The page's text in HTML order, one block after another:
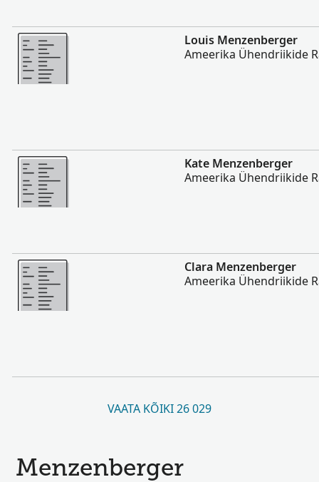
Rohkem
Louis Menzenberger
Ameerika Ühendriikide
Rohkem
Kate Menzenberger
Ameerika Ühendriikide
Rohkem
Clara Menzenberger
Ameerika Ühendriikide
VAATA KÕIKI 26 029
Menzenberger